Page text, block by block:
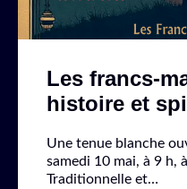
Les francs-
histoire et
Une tenue blanche
samedi 10 mai, à 9 h,
Traditionnelle et…